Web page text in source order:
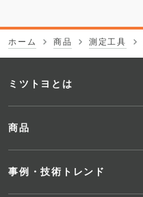
ホーム 商品 測定工具
フ
ッ
タ
ー
ミツトヨとは
商品
事例・技術トレンド